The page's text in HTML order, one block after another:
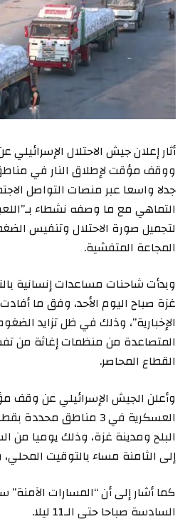
أثار إعلان جيش الاحتلال الإسرائيلي
ووقف مؤقت لإطلاق النار في
جدلا واسعا عبر منصات التواصل
التماهي مع ما وصفه نشطاء
لتجميل صورة الاحتلال وتنفيس
المجاعة المتفشية.
وبدأت شاحنات مساعدات إنسانية
غزة صباح اليوم الأحد، وفق ما
الإخبارية”، وذلك في ظل تزايد
المتصاعدة من منظمات إغاثة من
القطاع المحاصر.
وأعلن الجيش الإسرائيلي عن وقف
العسكرية في 3 مناطق
البلح ومدينة غزة، وذلك يوميا من
إلى الثامنة مساء بالتوقيت
كما أشار إلى أن “المسارات
السادسة صباحا حتى الـ11 ليلا.